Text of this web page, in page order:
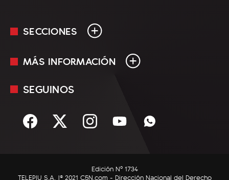
SECCIONES
En Vivo
Sociedad
C5N Autos
MÁS INFORMACIÓN
Mediakit
Términos y condiciones
SEGUINOS
Edición Nº 1734
TELEPIU S.A. |© 2021 C5N.com - Dirección Nacional del Derecho